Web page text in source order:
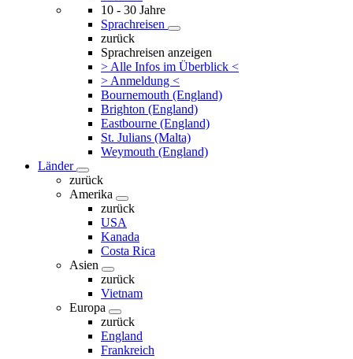
10 - 30 Jahre
Sprachreisen
zurück
Sprachreisen anzeigen
> Alle Infos im Überblick <
> Anmeldung <
Bournemouth (England)
Brighton (England)
Eastbourne (England)
St. Julians (Malta)
Weymouth (England)
Länder
zurück
Amerika
zurück
USA
Kanada
Costa Rica
Asien
zurück
Vietnam
Europa
zurück
England
Frankreich